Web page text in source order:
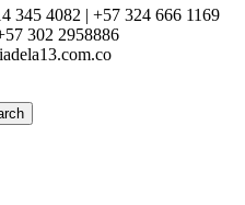
345 4082 | +57 324 666 1169
302 2958886